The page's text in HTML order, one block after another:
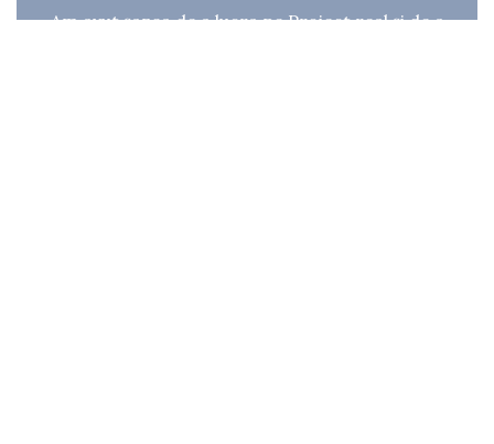
Am avut șansa de a lucra pe Proiect real și de a